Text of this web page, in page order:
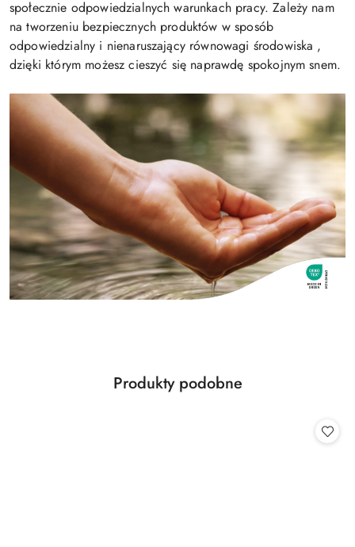
społecznie odpowiedzialnych warunkach pracy. Zależy nam
na tworzeniu bezpiecznych produktów w sposób
odpowiedzialny i nienaruszający równowagi środowiska ,
dzięki którym możesz cieszyć się naprawdę spokojnym snem.
Pomiń karuzelę produktów
Produkty
Produkty podobne